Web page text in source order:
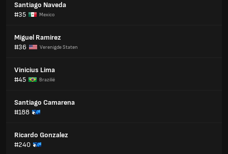
Santiago Naveda
#35
Mexico
Miguel Ramirez
#36
Verenigde Staten
Vinicius Lima
#45
Brazilië
Santiago Camarena
#188
Ricardo Gonzalez
#240